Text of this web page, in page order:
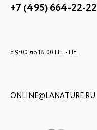
+7 (495) 664-22-22
c 9:00 до 18:00 Пн. - Пт.
ONLINE@LANATURE.RU